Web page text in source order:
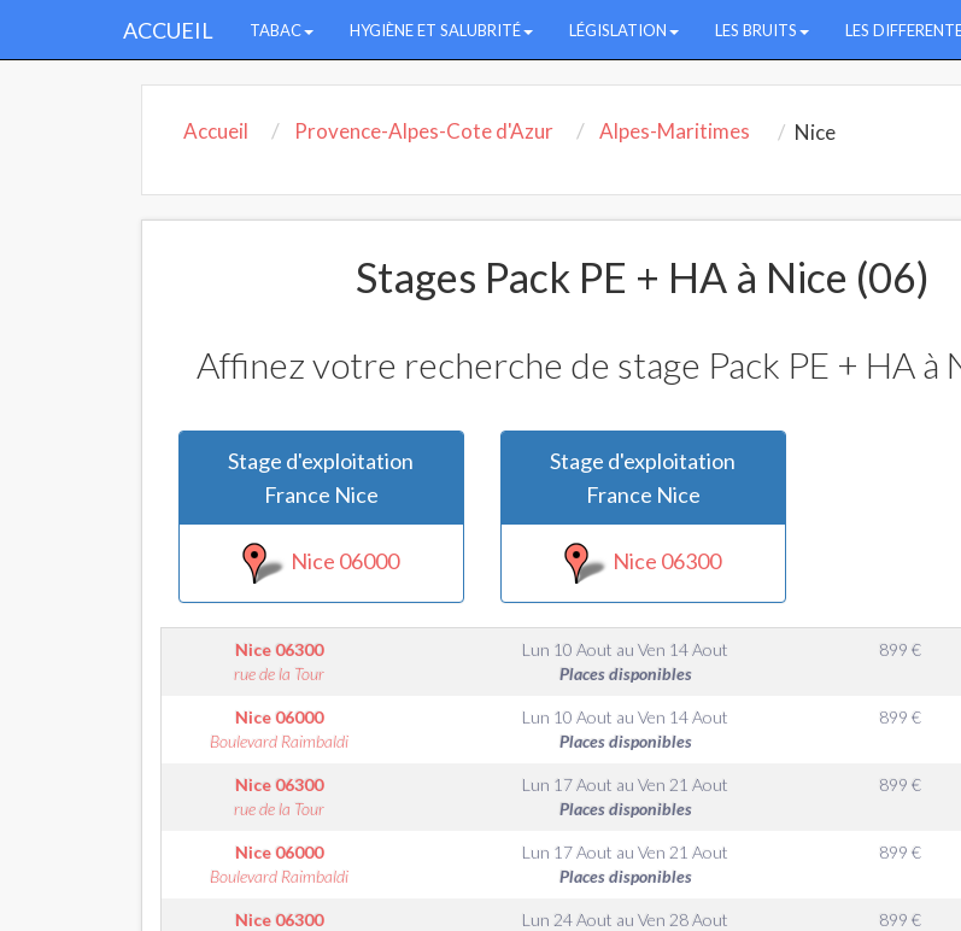
ACCUEIL TABAC HYGIÈNE ET SALUBRITÉ LÉGISLATION LES BRUITS LES
Accueil Provence-Alpes-Cote d'Azur Alpes-Maritimes Nice
Stages Pack PE + HA à Nice (06)
Affinez votre recherche de stage Pack PE + HA à
Stage d'exploitation
France Nice
Nice 06000
Stage d'exploitation
France Nice
Nice 06300
Nice 06300
rue de la Tour
Lun 10 Aout auVen 14 Aout
Places disponibles
899 €
Nice 06000
Boulevard Raimbaldi
Lun 10 Aout auVen 14 Aout
Places disponibles
899 €
Nice 06300
rue de la Tour
Lun 17 Aout auVen 21 Aout
Places disponibles
899 €
Nice 06000
Boulevard Raimbaldi
Lun 17 Aout auVen 21 Aout
Places disponibles
899 €
Nice 06300
Lun 24 Aout auVen 28 Aout
899 €